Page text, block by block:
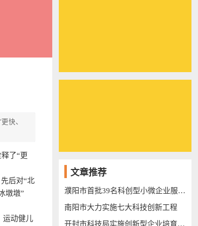
快、
了“更
后对“北
墩墩”
运动健儿
文章推荐
濮阳市首批39名科创型小微企业服务专员上岗
南阳市大力实施七大科技创新工程
开封市科技局实施创新型企业培育三年行动计划